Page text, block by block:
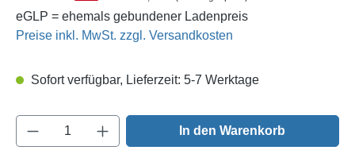
eGLP = ehemals gebundener Ladenpreis
Preise inkl. MwSt. zzgl. Versandkosten
Sofort verfügbar, Lieferzeit: 5-7 Werktage
Produkt Anzahl: Gib den gewünschten
In den Warenkorb